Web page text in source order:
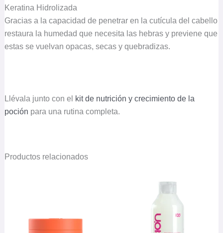
Keratina Hidrolizada
Gracias a la capacidad de penetrar en la cutícula del cabello
restaura la humedad que necesita las hebras y previene que
estas se vuelvan opacas, secas y quebradizas.
Llévala junto con el kit de nutrición y crecimiento de la
poción para una rutina completa.
Productos relacionados